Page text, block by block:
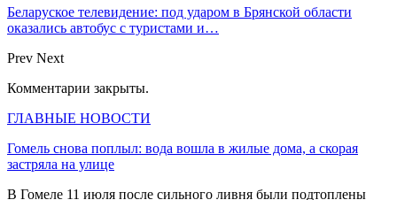
Беларуское телевидение: под ударом в Брянской области
оказались автобус с туристами и…
Prev Next
Комментарии закрыты.
ГЛАВНЫЕ НОВОСТИ
Гомель снова поплыл: вода вошла в жилые дома, а скорая
застряла на улице
В Гомеле 11 июля после сильного ливня были подтоплены